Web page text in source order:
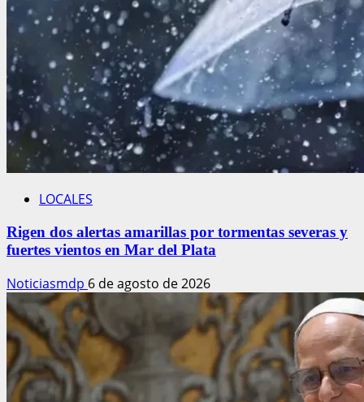
LOCALES
Rigen dos alertas amarillas por tormentas severas y
fuertes vientos en Mar del Plata
Noticiasmdp 6 de agosto de 2026